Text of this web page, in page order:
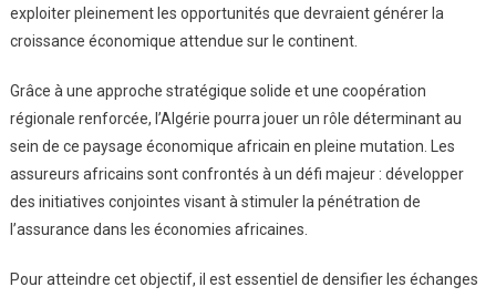
exploiter pleinement les opportunités que devraient générer la
croissance économique attendue sur le continent.
Grâce à une approche stratégique solide et une coopération
régionale renforcée, l’Algérie pourra jouer un rôle déterminant au
sein de ce paysage économique africain en pleine mutation. Les
assureurs africains sont confrontés à un défi majeur : développer
des initiatives conjointes visant à stimuler la pénétration de
l’assurance dans les économies africaines.
Pour atteindre cet objectif, il est essentiel de densifier les échanges